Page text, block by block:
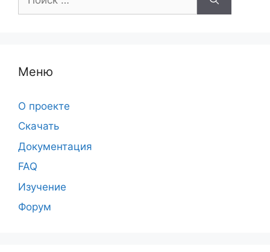
Меню
О проекте
Скачать
Документация
FAQ
Изучение
Форум